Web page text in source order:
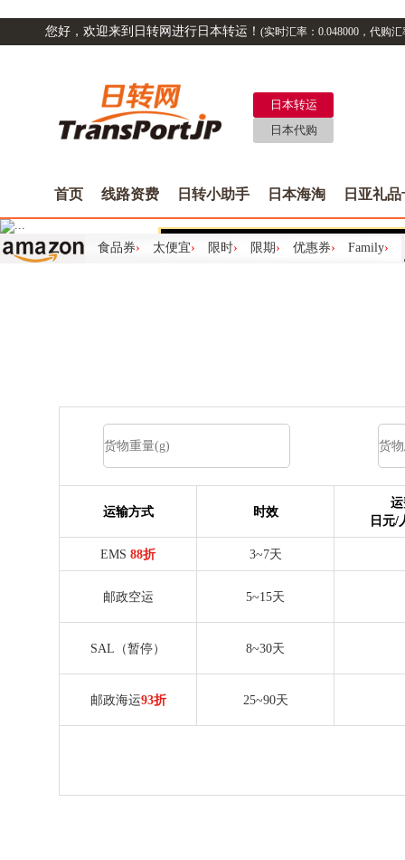
您好，欢迎来到日转网进行日本转运！ (实时汇率： 0.048000 ，代购
日本转运
日本代购
首页 线路资费 日转小助手 日本海淘 日亚礼品
食品券› 太便宜› 限时› 限期 › 优惠券› Family›
运输方式 时效
日元/
EMS 88折 3~7天
邮政空运 5~15天
SAL（暂停） 8~30天
邮政海运93折 25~90天